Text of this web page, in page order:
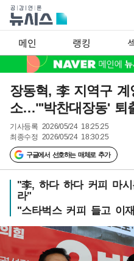
메인 랭킹
장동혁, 李 지역구
소…"'박찬대장동' 퇴
기사등록 2026/05/24 18:25:25
최종수정 2026/05/24 18:30:25
구글에서 선호하는 매체로 추가
"李, 하다 하다 커피 마
라"
"스타벅스 커피 들고 이